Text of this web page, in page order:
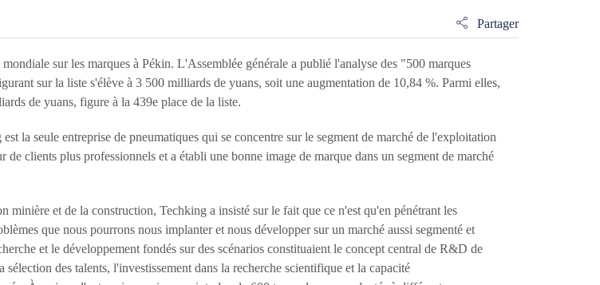
Partager
sur les marques à Pékin. L'Assemblée générale a publié l'analyse des "500 marques
sur la liste s'élève à 3 500 milliards de yuans, soit une augmentation de 10,84 %. Parmi elles,
de yuans, figure à la 439e place de la liste.
la seule entreprise de pneumatiques qui se concentre sur le segment de marché de l'exploitation
clients plus professionnels et a établi une bonne image de marque dans un segment de marché
et de la construction, Techking a insisté sur le fait que ce n'est qu'en pénétrant les
que nous pourrons nous implanter et nous développer sur un marché aussi segmenté et
et le développement fondés sur des scénarios constituaient le concept central de R&D de
des talents, l'investissement dans la recherche scientifique et la capacité